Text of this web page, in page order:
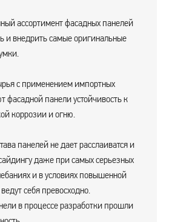
ассортимент фасадных панелей
и внедрить самые оригинальные
с применением импортных
фасадной панели устойчивость к
коррозии и огню.
панелей не дает расслаиватся и
даже при самых серьезных
и в условиях повышенной
себя превосходно.
в процессе разработки прошли